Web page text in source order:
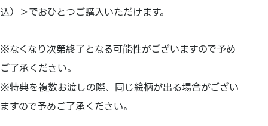
込）＞でおひとつご購入いただけます。
※なくなり次第終了となる可能性がございますので予め
ご了承ください。
※特典を複数お渡しの際、同じ絵柄が出る場合がござい
ますので予めご了承ください。